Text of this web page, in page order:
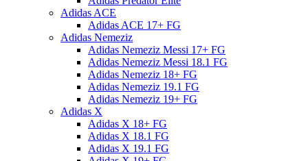
Adidas ACE
Adidas ACE 17+ FG
Adidas Nemeziz
Adidas Nemeziz Messi 17+ FG
Adidas Nemeziz Messi 18.1 FG
Adidas Nemeziz 18+ FG
Adidas Nemeziz 19.1 FG
Adidas Nemeziz 19+ FG
Adidas X
Adidas X 18+ FG
Adidas X 18.1 FG
Adidas X 19.1 FG